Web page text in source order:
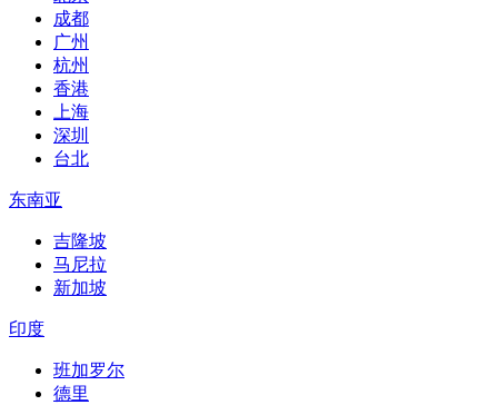
成都
广州
杭州
香港
上海
深圳
台北
东南亚
吉隆坡
马尼拉
新加坡
印度
班加罗尔
德里